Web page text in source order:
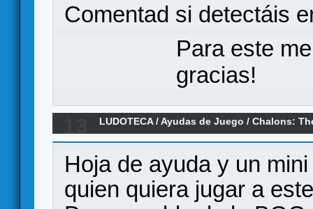
Comentad si detectáis
Para este
gracias!
LUDOTECA/Ayudas de Juego /Chalons:
Hoja de ayuda y un
quien quiera jugar a